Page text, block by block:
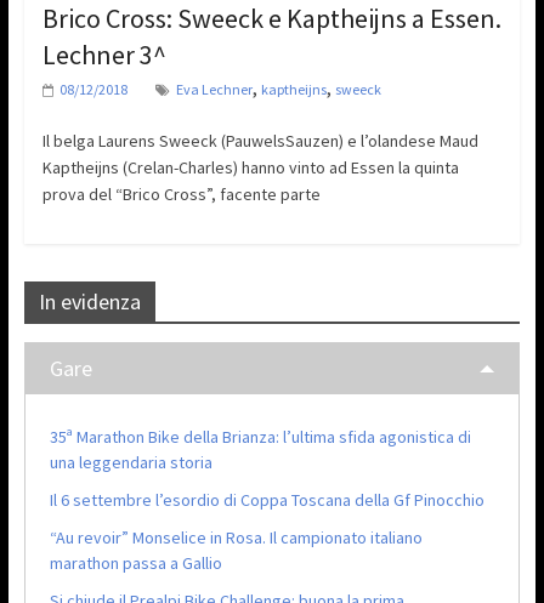
Brico Cross: Sweeck e Kaptheijns a Essen.
Lechner 3^
08/12/2018 Eva Lechner, kaptheijns, sweeck
Il belga Laurens Sweeck (PauwelsSauzen) e l’olandese Maud
Kaptheijns (Crelan-Charles) hanno vinto ad Essen la quinta
prova del “Brico Cross”, facente parte
In evidenza
Gare
35ª Marathon Bike della Brianza: l’ultima sfida agonistica di
una leggendaria storia
Il 6 settembre l’esordio di Coppa Toscana della Gf Pinocchio
“Au revoir” Monselice in Rosa. Il campionato italiano
marathon passa a Gallio